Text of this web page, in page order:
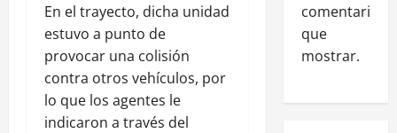
En el trayecto, dicha unidad
estuvo a punto de
provocar una colisión
contra otros vehículos, por
lo que los agentes le
indicaron a través del
comentarios
que
mostrar.